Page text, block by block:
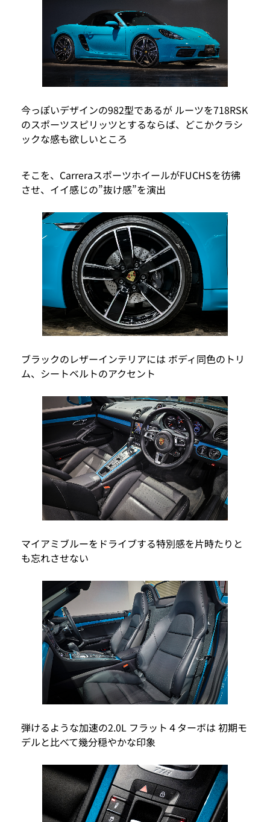
今っぽいデザインの982型であるが ルーツを718RSK
のスポーツスピリッツとするならば、どこかクラシ
ックな感も欲しいところ
そこを、CarreraスポーツホイールがFUCHSを彷彿
させ、イイ感じの”抜け感”を演出
ブラックのレザーインテリアには ボディ同色のトリ
ム、シートベルトのアクセント
マイアミブルーをドライブする特別感を片時たりと
も忘れさせない
弾けるような加速の2.0L フラット４ターボは 初期モ
デルと比べて幾分穏やかな印象